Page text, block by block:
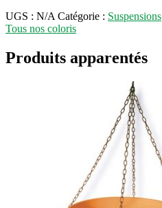
UGS : N/A Catégorie : Suspensions
Tous nos coloris
Produits apparentés